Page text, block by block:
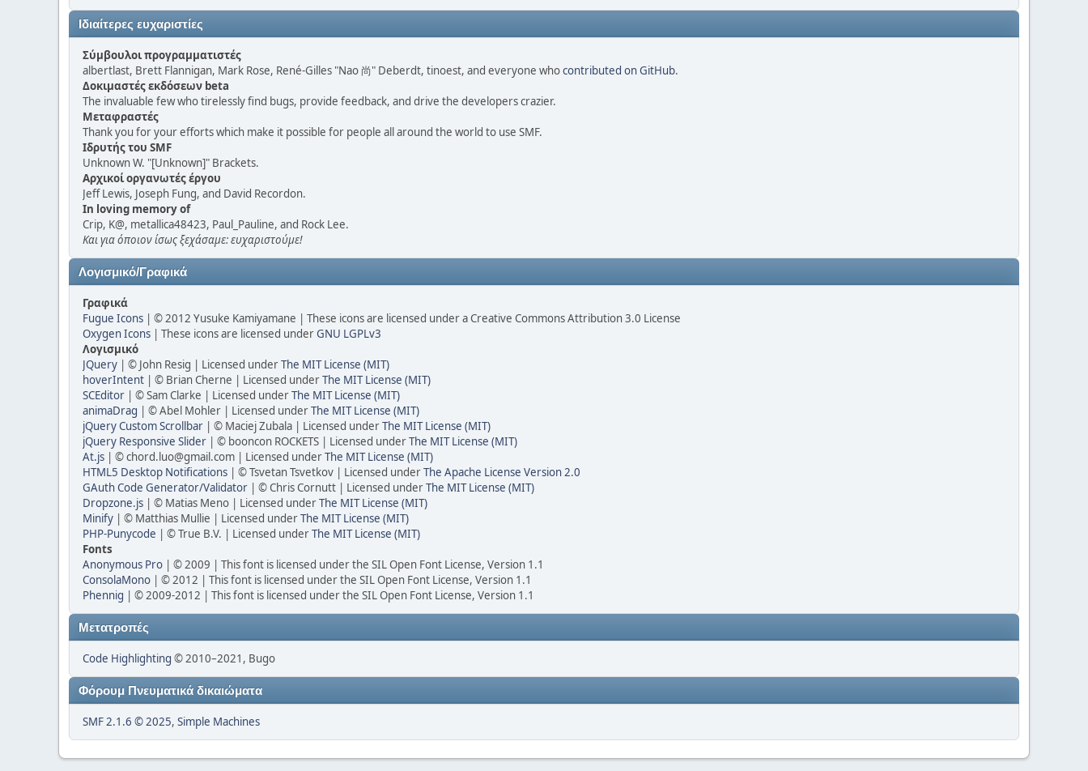
Ιδιαίτερες ευχαριστίες
Σύμβουλοι προγραμματιστές
albertlast, Brett Flannigan, Mark Rose, René-Gilles "Nao 尚" Deberdt, tinoest, and everyone whocontributed on GitHub.
Δοκιμαστές εκδόσεων beta
The invaluable few who tirelessly find bugs, provide feedback, and drive the developers crazier.
Μεταφραστές
Thank you for your efforts which make it possible for people all around the world to use SMF.
Ιδρυτής του SMF
Unknown W. "[Unknown]" Brackets.
Αρχικοί οργανωτές έργου
Jeff Lewis, Joseph Fung, and David Recordon.
In loving memory of
Crip, K@, metallica48423, Paul_Pauline, and Rock Lee.
Και για όποιον ίσως ξεχάσαμε: ευχαριστούμε!
Λογισμικό/Γραφικά
Γραφικά
Fugue Icons | © 2012 Yusuke Kamiyamane | These icons are licensed under a Creative Commons Attribution 3.0 License
Oxygen Icons | These icons are licensed underGNU LGPLv3
Λογισμικό
JQuery | © John Resig | Licensed underThe MIT License (MIT)
hoverIntent | © Brian Cherne | Licensed underThe MIT License (MIT)
SCEditor | © Sam Clarke | Licensed underThe MIT License (MIT)
animaDrag | © Abel Mohler | Licensed underThe MIT License (MIT)
jQuery Custom Scrollbar | © Maciej Zubala | Licensed underThe MIT License (MIT)
jQuery Responsive Slider | © booncon ROCKETS | Licensed underThe MIT License (MIT)
At.js | © chord.luo@gmail.com | Licensed underThe MIT License (MIT)
HTML5 Desktop Notifications | © Tsvetan Tsvetkov | Licensed underThe Apache License Version 2.0
GAuth Code Generator/Validator | © Chris Cornutt | Licensed underThe MIT License (MIT)
Dropzone.js | © Matias Meno | Licensed underThe MIT License (MIT)
Minify | © Matthias Mullie | Licensed underThe MIT License (MIT)
PHP-Punycode | © True B.V. | Licensed underThe MIT License (MIT)
Fonts
Anonymous Pro | © 2009 | This font is licensed under the SIL Open Font License, Version 1.1
ConsolaMono | © 2012 | This font is licensed under the SIL Open Font License, Version 1.1
Phennig | © 2009-2012 | This font is licensed under the SIL Open Font License, Version 1.1
Μετατροπές
Code Highlighting © 2010–2021, Bugo
Φόρουμ Πνευματικά δικαιώματα
SMF 2.1.6 © 2025, Simple Machines